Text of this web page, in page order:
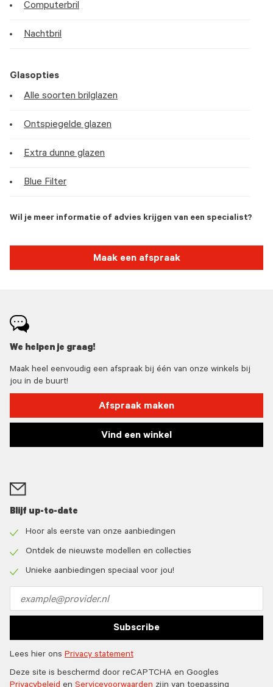
Computerbril
Nachtbril
Glasopties
Alle soorten brilglazen
Ontspiegelde glazen
Extra dunne glazen
Blue Filter
Wil je meer informatie of advies krijgen van een specialist?
Maak een afspraak
We helpen je graag!
Maak heel eenvoudig een afspraak bij één van onze winkels bij
jou in de buurt!
Afspraak maken
Vind een winkel
Blijf up-to-date
icon
Hoor als eerste van onze aanbiedingen
icon
Ontdek de nieuwste modellen en collecties
Unieke aanbiedingen speciaal voor jou!
address
Subscribe
Lees hier ons Privacy statement
Deze site is beschermd door reCAPTCHA en Googles